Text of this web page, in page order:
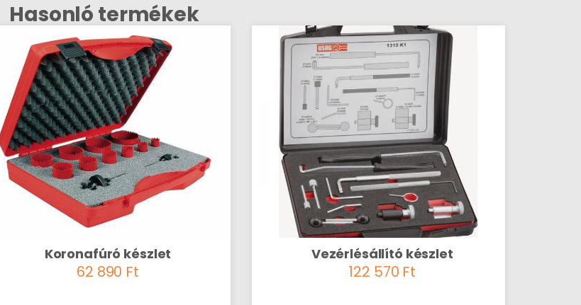
Hasonló termékek
Koronafúró készlet
62 890 Ft
Vezérlésállító készlet
122 570 Ft